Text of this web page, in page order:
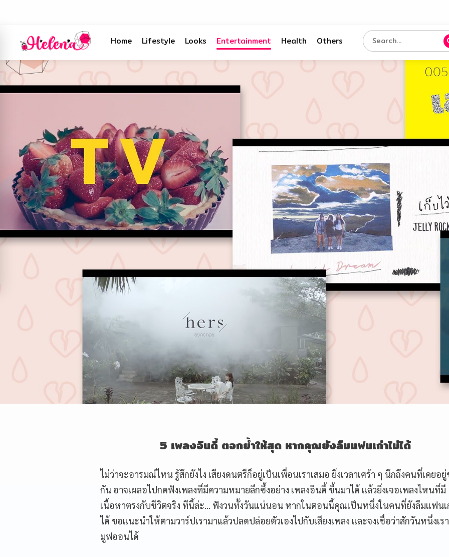
Home Lifestyle Looks Entertainment Health Others
5 เพลงอินดี้ ตอกย้ำให้สุด หากคุณยังลืมแฟนเก่าไม่ได้
ไม่ว่าจะอารมณ์ไหน รู้สึกยังไง เสียงดนตรีก็อยู่เป็นเพื่อนเราเสมอ ยิ่งเวลาเศร้า ๆ นึกถึงคนที่เคยอยู่
กัน อาจเผลอไปกดฟังเพลงที่มีความหมายลึกซึ้งอย่าง เพลงอินดี้ ขึ้นมาได้ แล้วยิ่งเจอเพลงไหนที่มี
เนื้อหาตรงกับชีวิตจริง ทีนี้ล่ะ… ฟังวนทั้งวันแน่นอน หากในตอนนี้คุณเป็นหนึ่งในคนที่ยังลืมแฟนเ
ได้ ขอแนะนำให้ตามวาร์ปเรามาแล้วปลดปล่อยตัวเองไปกับเสียงเพลง และจงเชื่อว่าสักวันหนึ่งเร
มูฟออนได้